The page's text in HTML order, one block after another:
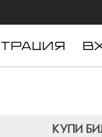
КУПИ